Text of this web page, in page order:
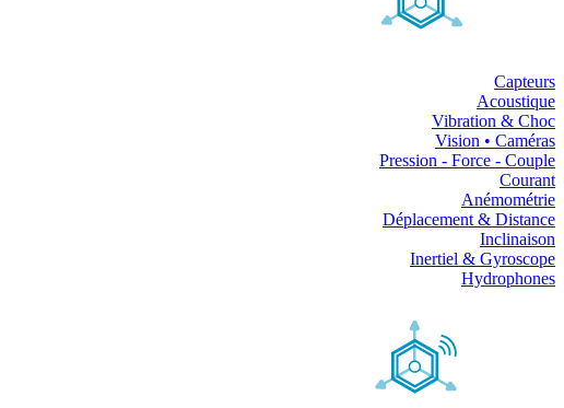
Capteurs
Acoustique
Vibration & Choc
Vision • Caméras
Pression - Force - Couple
Courant
Anémométrie
Déplacement & Distance
Inclinaison
Inertiel & Gyroscope
Hydrophones